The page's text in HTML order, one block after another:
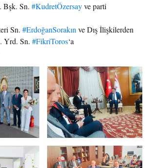
Bşk. Sn. #KudretÖzersayve parti
Sn. #ErdoğanSorakın ve Dış İlişkilerden
Yrd. Sn. #FikriToros‘a